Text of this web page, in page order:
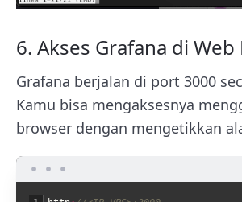
6. Akses Grafana di
Grafana berjalan di port 3000
Kamu bisa mengaksesnya
browser dengan mengetikkan